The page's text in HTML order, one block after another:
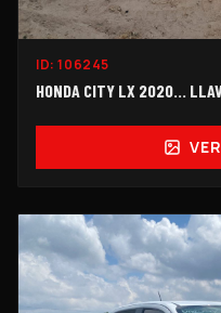
ID:106245
HONDA CITY LX 2020...